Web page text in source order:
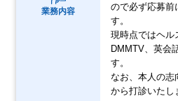
業務内容
ので必ず応募前
す。
現時点ではヘル
DMMTV、英会
す。
なお、本人の志
から打診いたし